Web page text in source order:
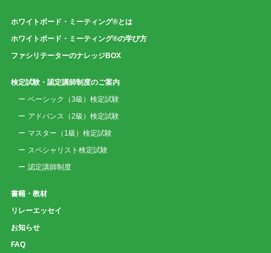
ホワイトボード・ミーティング®とは
ホワイトボード・ミーティング®の学び方
ファシリテーターのナレッジBOX
検定試験・認定講師制度のご案内
ベーシック（3級）検定試験
アドバンス（2級）検定試験
マスター（1級）検定試験
スペシャリスト検定試験
認定講師制度
書籍・教材
リレーエッセイ
お知らせ
FAQ